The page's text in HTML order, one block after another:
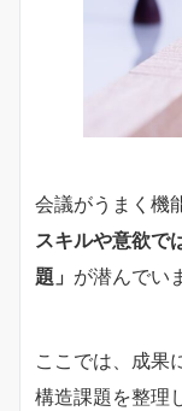
会議がうまく機
スキルや意欲で
題」 が潜んでい
ここでは、成果
構造課題を整理